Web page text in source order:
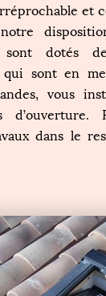
et
dotés
qui sont en
vous
d’ouverture.
dans le